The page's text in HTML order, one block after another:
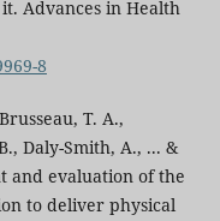
Advances in Health
8
T. A.,
Daly-Smith, A., ... &
and evaluation of the
to deliver physical